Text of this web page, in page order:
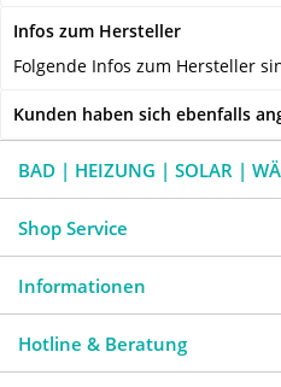
Infos zum Hersteller
Folgende Infos zum Hersteller
Kunden haben sich ebenfalls
BAD | HEIZUNG | SOLAR |
Shop Service
Informationen
Hotline & Beratung